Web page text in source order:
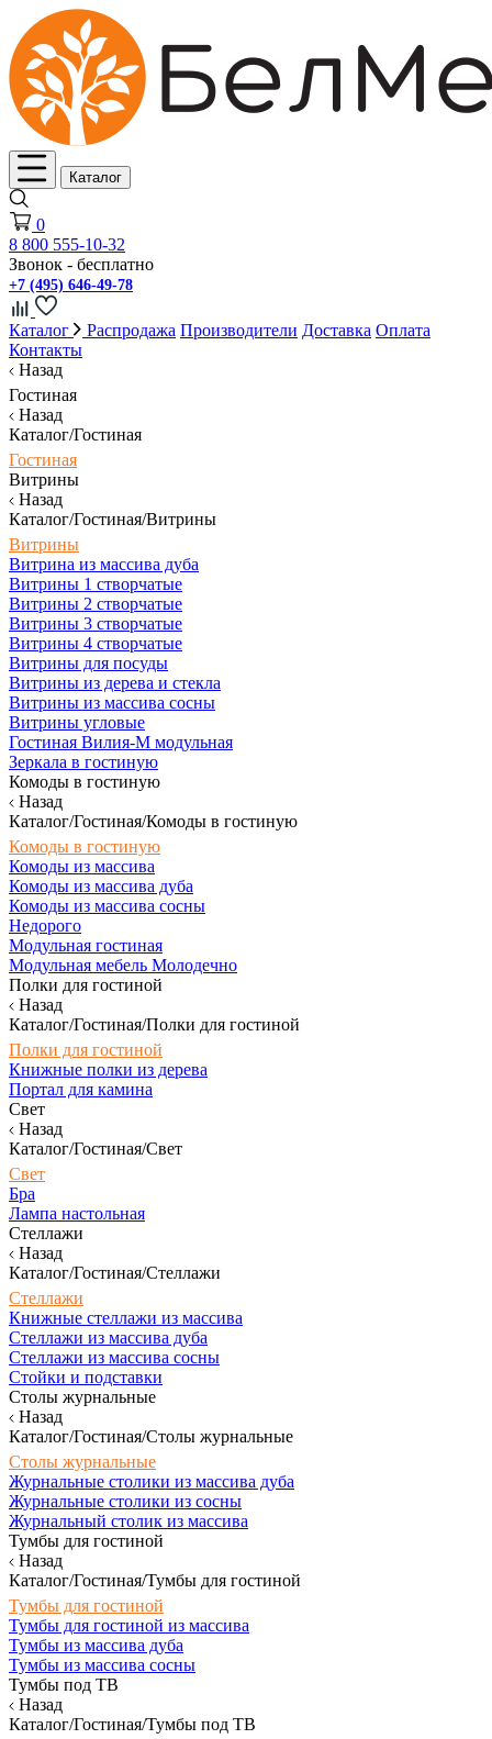
Каталог
0
8 800 555-10-32
Звонок - бесплатно
+7 (495) 646-49-78
Каталог Распродажа Производители Доставка Оплата
Контакты
Назад
Гостиная
Назад
Каталог/Гостиная
Гостиная
Витрины
Назад
Каталог/Гостиная/Витрины
Витрины
Витрина из массива дуба
Витрины 1 створчатые
Витрины 2 створчатые
Витрины 3 створчатые
Витрины 4 створчатые
Витрины для посуды
Витрины из дерева и стекла
Витрины из массива сосны
Витрины угловые
Гостиная Вилия-М модульная
Зеркала в гостиную
Комоды в гостиную
Назад
Каталог/Гостиная/Комоды в гостиную
Комоды в гостиную
Комоды из массива
Комоды из массива дуба
Комоды из массива сосны
Недорого
Модульная гостиная
Модульная мебель Молодечно
Полки для гостиной
Назад
Каталог/Гостиная/Полки для гостиной
Полки для гостиной
Книжные полки из дерева
Портал для камина
Свет
Назад
Каталог/Гостиная/Свет
Свет
Бра
Лампа настольная
Стеллажи
Назад
Каталог/Гостиная/Стеллажи
Стеллажи
Книжные стеллажи из массива
Стеллажи из массива дуба
Стеллажи из массива сосны
Стойки и подставки
Столы журнальные
Назад
Каталог/Гостиная/Столы журнальные
Столы журнальные
Журнальные столики из массива дуба
Журнальные столики из сосны
Журнальный столик из массива
Тумбы для гостиной
Назад
Каталог/Гостиная/Тумбы для гостиной
Тумбы для гостиной
Тумбы для гостиной из массива
Тумбы из массива дуба
Тумбы из массива сосны
Тумбы под ТВ
Назад
Каталог/Гостиная/Тумбы под ТВ